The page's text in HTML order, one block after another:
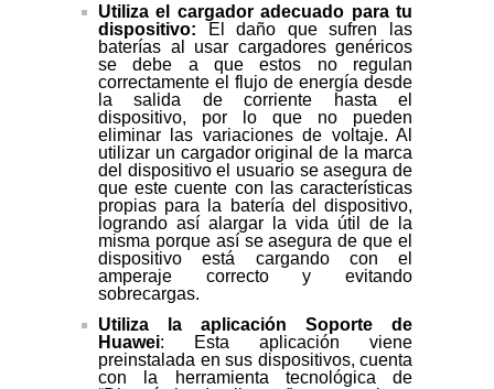
Utiliza el cargador adecuado para tu
dispositivo:
El daño que sufren las
baterías al usar cargadores genéricos
se debe a que estos no regulan
correctamente el flujo de energía desde
la salida de corriente hasta el
dispositivo, por lo que no pueden
eliminar las variaciones de voltaje. Al
utilizar un cargador original de la marca
del dispositivo el usuario se asegura de
que este cuente con las características
propias para la batería del dispositivo,
logrando así alargar la vida útil de la
misma porque así se asegura de que el
dispositivo está cargando con el
amperaje correcto y evitando
sobrecargas.
Utiliza la aplicación Soporte de
Huawei: Esta aplicación viene
preinstalada en sus dispositivos, cuenta
con la herramienta tecnológica de